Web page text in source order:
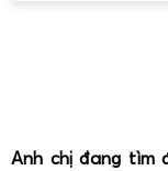
Anh chị đang tìm